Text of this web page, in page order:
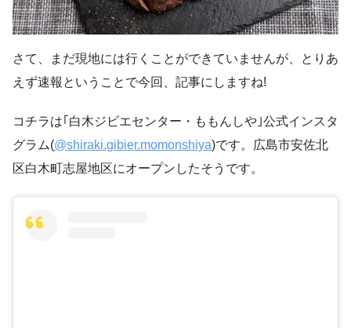
さて、まだ現地には行くことができていませんが、とりあ
えず速報ということで今回、記事にしますね!
コチラは｢白木ジビエセンター・ももんしや｣公式インスタ
グラム(@shiraki.gibier.momonshiya)です。広島市安佐北
区白木町志屋地区にオープンしたそうです。